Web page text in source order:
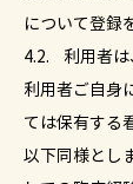
について登録
4.2. 利用者は
利用者ご自身
ては保有する
以下同様とし